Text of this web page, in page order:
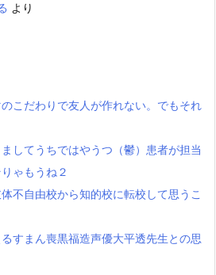
より
こだわりで友人が作れない。でもそれ
してうちではやうつ（鬱）患者が担当
ゃもうね２
自由校から知的校に転校して思うこ
すまん喪黒福造声優大平透先生との思